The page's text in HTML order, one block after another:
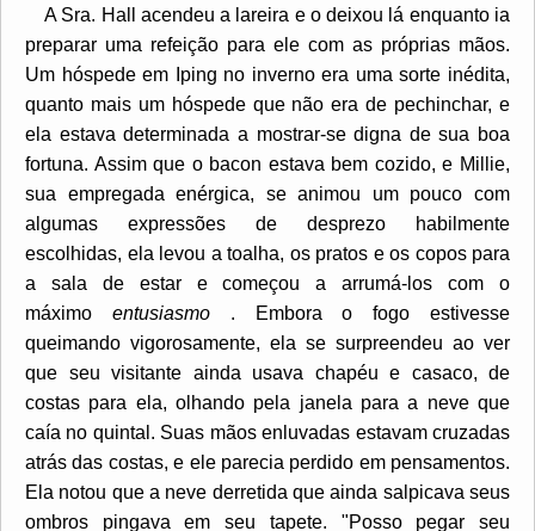
A Sra. Hall acendeu a lareira e o deixou lá enquanto ia
preparar uma refeição para ele com as próprias mãos.
Um hóspede em Iping no inverno era uma sorte inédita,
quanto mais um hóspede que não era de pechinchar, e
ela estava determinada a mostrar-se digna de sua boa
fortuna. Assim que o bacon estava bem cozido, e Millie,
sua empregada enérgica, se animou um pouco com
algumas expressões de desprezo habilmente
escolhidas, ela levou a toalha, os pratos e os copos para
a sala de estar e começou a arrumá-los com o
máximo entusiasmo. Embora o fogo estivesse
queimando vigorosamente, ela se surpreendeu ao ver
que seu visitante ainda usava chapéu e casaco, de
costas para ela, olhando pela janela para a neve que
caía no quintal. Suas mãos enluvadas estavam cruzadas
atrás das costas, e ele parecia perdido em pensamentos.
Ela notou que a neve derretida que ainda salpicava seus
ombros pingava em seu tapete. "Posso pegar seu